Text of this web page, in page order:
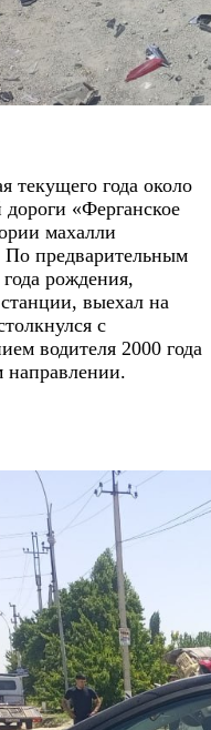
текущего года около
«Ферганское
махалли
По предварительным
рождения,
выехал на
с
водителя 2000 года
направлении.